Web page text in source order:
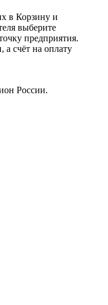
в Корзину и
выберите
предприятия.
а счёт на оплату
России.